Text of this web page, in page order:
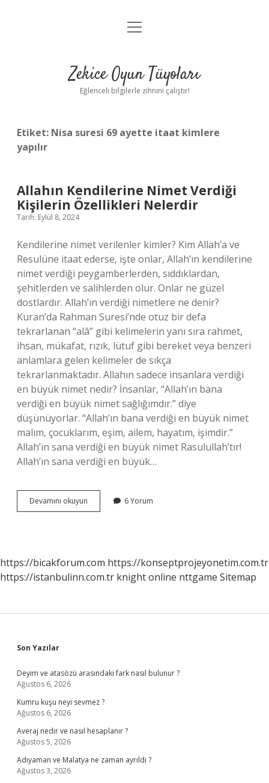
Anasayfa
Yasal Uyarı
menüyü
Zekice Oyun Tüyoları
Eğlenceli bilgilerle zihnini çalıştır!
Etiket: Nisa suresi 69 ayette itaat kimlere
yapılır
Allahın Kendilerine Nimet Verdiği
Kişilerin Özellikleri Nelerdir
Tarih: Eylül 8, 2024
Kendilerine nimet verilenler kimler? Kim Allah’a ve
Resulüne itaat ederse, işte onlar, Allah’ın kendilerine
nimet verdiği peygamberlerden, sıddıklardan,
şehitlerden ve salihlerden olur. Onlar ne güzel
dostlardır. Allah’ın verdiği nimetlere ne denir?
Kuran’da Rahman Suresi’nde otuz bir defa
tekrarlanan “alâ” gibi kelimelerin yanı sıra rahmet,
ihsan, mükafat, rızık, lütuf gibi bereket veya benzeri
anlamlara gelen kelimeler de sıkça
tekrarlanmaktadır. Allahın sadece insanlara verdiği
en büyük nimet nedir? İnsanlar, “Allah’ın bana
verdiği en büyük nimet sağlığımdır.” diye
düşünüyorlar. “Allah’ın bana verdiği en büyük nimet
malım, çocuklarım, eşim, ailem, hayatım, işimdir.”
Allah’ın sana verdiği en büyük nimet Rasulullah’tır!
Allah’ın sana verdiği en büyük…
Devamını okuyun
Kendilerine
Nelerdir
6 Yorum
https://bicakforum.com https://konseptprojeyonetim.com.tr
https://istanbulinn.com.tr knight online nttgame Sitemap
Sidebar
Son Yazılar
Deyim ve atasözü arasındaki fark nasıl bulunur ?
Ağustos 6, 2026
Kumru kuşu neyi sevmez ?
Ağustos 6, 2026
Averaj nedir ve nasıl hesaplanır ?
Ağustos 5, 2026
Adıyaman ve Malatya ne zaman ayrıldı ?
Ağustos 3, 2026